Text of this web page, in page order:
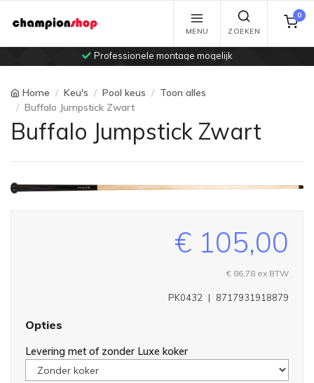
Professionele montage mogelijk
MENU ZOEKEN
0
Home Keu's Pool keus
Toon alles
Buffalo Jumpstick Zwart
Buffalo Jumpstick Zwart
€ 105,00
€ 86,78 ex BTW
8717931918879
|
PK0432
Opties
Levering met of zonder Luxe koker